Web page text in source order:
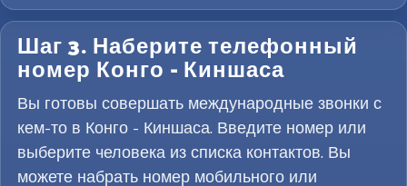
Шаг 3. Наберите телефонный
номер Конго - Киншаса
Вы готовы совершать международные звонки с
кем-то в Конго - Киншаса. Введите номер или
выберите человека из списка контактов. Вы
можете набрать номер мобильного или